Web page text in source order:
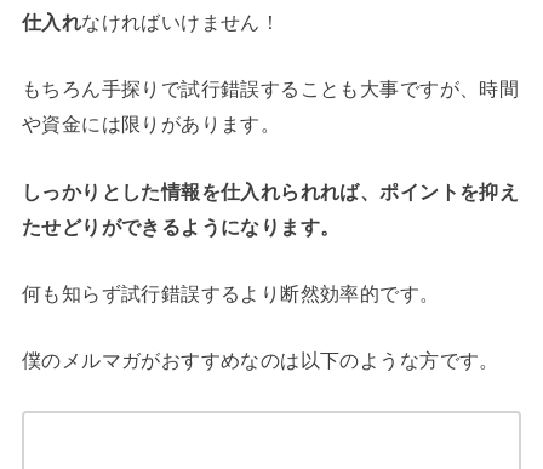
仕入れなければいけません！
もちろん手探りで試行錯誤することも大事ですが、時間
や資金には限りがあります。
しっかりとした情報を仕入れられれば、ポイントを抑え
たせどりができるようになります。
何も知らず試行錯誤するより断然効率的です。
僕のメルマガがおすすめなのは以下のような方です。